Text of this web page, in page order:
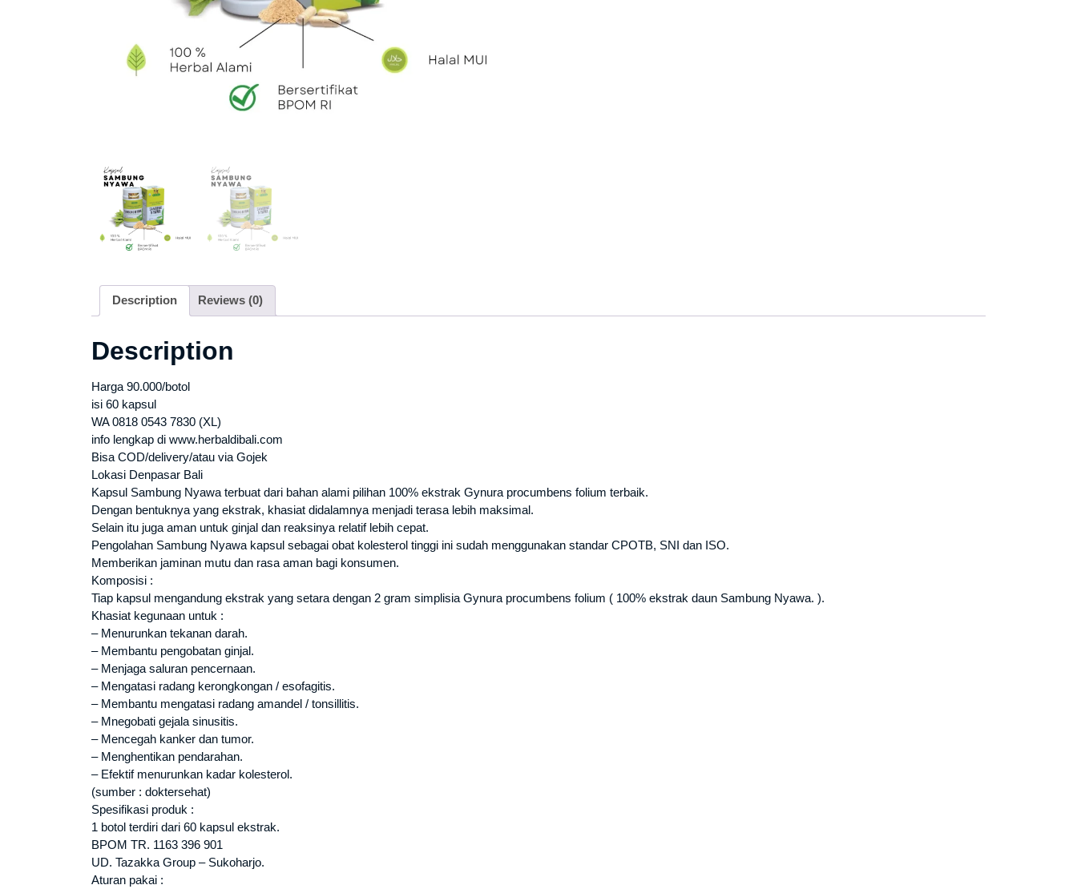
Description Reviews (0)
Description
Harga 90.000/botol
isi 60 kapsul
WA 0818 0543 7830 (XL)
info lengkap di www.herbaldibali.com
Bisa COD/delivery/atau via Gojek
Lokasi Denpasar Bali
Kapsul Sambung Nyawa terbuat dari bahan alami pilihan 100% ekstrak Gynura procumbens folium terbaik.
Dengan bentuknya yang ekstrak, khasiat didalamnya menjadi terasa lebih maksimal.
Selain itu juga aman untuk ginjal dan reaksinya relatif lebih cepat.
Pengolahan Sambung Nyawa kapsul sebagai obat kolesterol tinggi ini sudah menggunakan standar CPOTB, SNI dan ISO.
Memberikan jaminan mutu dan rasa aman bagi konsumen.
Komposisi :
Tiap kapsul mengandung ekstrak yang setara dengan 2 gram simplisia Gynura procumbens folium ( 100% ekstrak daun Sambung Nyawa. ).
Khasiat kegunaan untuk :
– Menurunkan tekanan darah.
– Membantu pengobatan ginjal.
– Menjaga saluran pencernaan.
– Mengatasi radang kerongkongan / esofagitis.
– Membantu mengatasi radang amandel / tonsillitis.
– Mnegobati gejala sinusitis.
– Mencegah kanker dan tumor.
– Menghentikan pendarahan.
– Efektif menurunkan kadar kolesterol.
(sumber : doktersehat)
Spesifikasi produk :
1 botol terdiri dari 60 kapsul ekstrak.
BPOM TR. 1163 396 901
UD. Tazakka Group – Sukoharjo.
Aturan pakai :